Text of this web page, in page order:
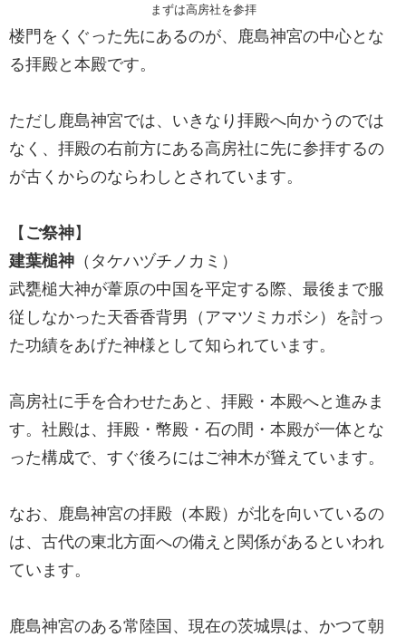
まずは高房社を参拝
楼門をくぐった先にあるのが、鹿島神宮の中心とな
る拝殿と本殿です。
ただし鹿島神宮では、いきなり拝殿へ向かうのでは
なく、拝殿の右前方にある高房社に先に参拝するの
が古くからのならわしとされています。
【 ご祭神】
建葉槌神 （タケハヅチノカミ）
武甕槌大神が葦原の中国を平定する際、最後まで服
従しなかった天香香背男（アマツミカボシ）を討っ
た功績をあげた神様として知られています。
高房社に手を合わせたあと、拝殿・本殿へと進みま
す。社殿は、拝殿・幣殿・石の間・本殿が一体とな
った構成で、すぐ後ろにはご神木が聳えています。
なお、鹿島神宮の拝殿（本殿）が北を向いているの
は、古代の東北方面への備えと関係があるといわれ
ています。
鹿島神宮のある常陸国、現在の茨城県は、かつて朝